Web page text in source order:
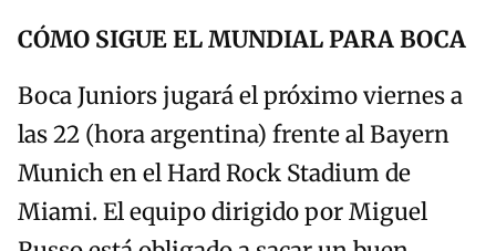
CÓMO SIGUE EL MUNDIAL PARA BOCA
Boca Juniors jugará el próximo viernes a
las 22 (hora argentina) frente al Bayern
Munich en el Hard Rock Stadium de
Miami. El equipo dirigido por Miguel